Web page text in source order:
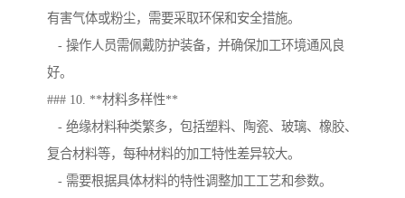
有害气体或粉尘，需要采取环保和安全措施。
- 操作人员需佩戴防护装备，并确保加工环境通风良
好。
### 10. **材料多样性**
- 绝缘材料种类繁多，包括塑料、陶瓷、玻璃、橡胶、
复合材料等，每种材料的加工特性差异较大。
- 需要根据具体材料的特性调整加工工艺和参数。